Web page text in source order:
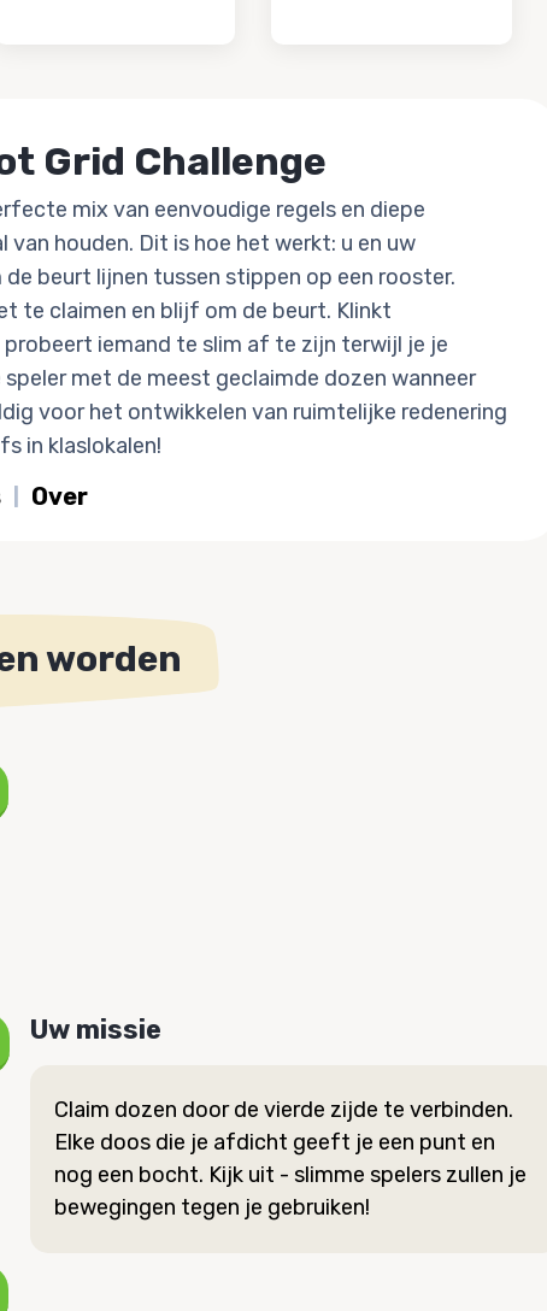
Grid Challenge
mix van eenvoudige regels en diepe
van houden. Dit is hoe het werkt: u en uw
beurt lijnen tussen stippen op een rooster.
te claimen en blijf om de beurt. Klinkt
iemand te slim af te zijn terwijl je je
met de meest geclaimde dozen wanneer
voor het ontwikkelen van ruimtelijke redenering
in klaslokalen!
Over
worden
Uw missie
Claim dozen door de vierde zijde te verbinden.
Elke doos die je afdicht geeft je een punt en
nog een bocht. Kijk uit - slimme spelers zullen je
bewegingen tegen je gebruiken!